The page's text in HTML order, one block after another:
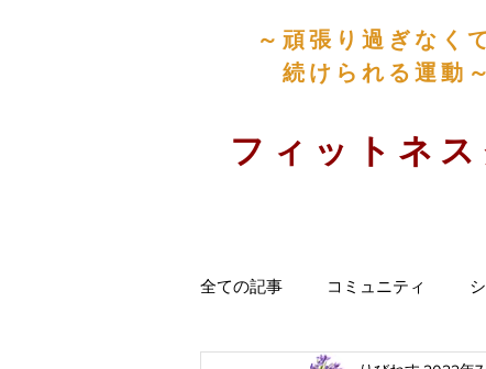
～頑張り過ぎなく
続けられる運動～​
フィットネ
全ての記事 コミュニティ